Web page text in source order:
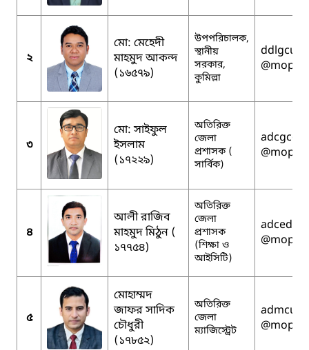
২
মো: মেহেদী
মাহমুদ আকন্দ
(১৬৫৭৯)
উপপরিচালক,
স্থানীয়
সরকার,
কুমিল্লা
৩
মো: সাইফুল
ইসলাম
(১৭২২৯)
অতিরিক্ত
জেলা
প্রশাসক (
সার্বিক)
৪
আলী রাজিব
মাহমুদ মিঠুন (
১৭৭৫৪)
অতিরিক্ত
জেলা
প্রশাসক
(শিক্ষা ও
আইসিটি)
৫
মোহাম্মদ
জাফর সাদিক
চৌধুরী
(১৭৮৫২)
অতিরিক্ত
জেলা
ম্যাজিস্ট্রেট